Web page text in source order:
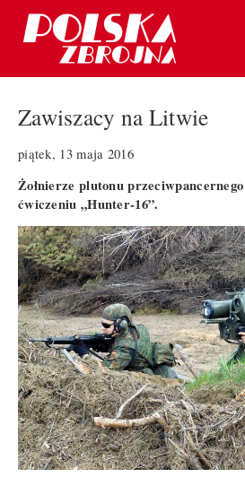
Zawiszacy na Litwie
piątek, 13 maja 2016
Żołnierze plutonu
ćwiczeniu „Hunter-16”.